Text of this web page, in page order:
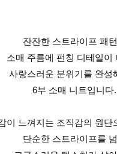
잔잔한 스트라이프 패
소매 주름에 펀칭 디테일이
사랑스러운 분위기를 완성
6부 소매 니트입니다.
이 느껴지는 조직감의 원단
단순한 스트라이프를